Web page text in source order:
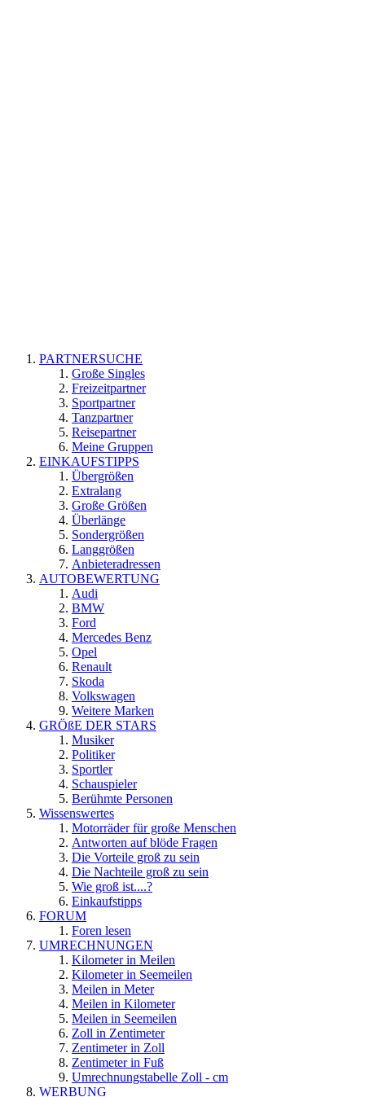
PARTNERSUCHE
Große Singles
Freizeitpartner
Sportpartner
Tanzpartner
Reisepartner
Meine Gruppen
EINKAUFSTIPPS
Übergrößen
Extralang
Große Größen
Überlänge
Sondergrößen
Langgrößen
Anbieteradressen
AUTOBEWERTUNG
Audi
BMW
Ford
Mercedes Benz
Opel
Renault
Skoda
Volkswagen
Weitere Marken
GRÖßE DER STARS
Musiker
Politiker
Sportler
Schauspieler
Berühmte Personen
Wissenswertes
Motorräder für große Menschen
Antworten auf blöde Fragen
Die Vorteile groß zu sein
Die Nachteile groß zu sein
Wie groß ist....?
Einkaufstipps
FORUM
Foren lesen
UMRECHNUNGEN
Kilometer in Meilen
Kilometer in Seemeilen
Meilen in Meter
Meilen in Kilometer
Meilen in Seemeilen
Zoll in Zentimeter
Zentimeter in Zoll
Zentimeter in Fuß
Umrechnungstabelle Zoll - cm
WERBUNG